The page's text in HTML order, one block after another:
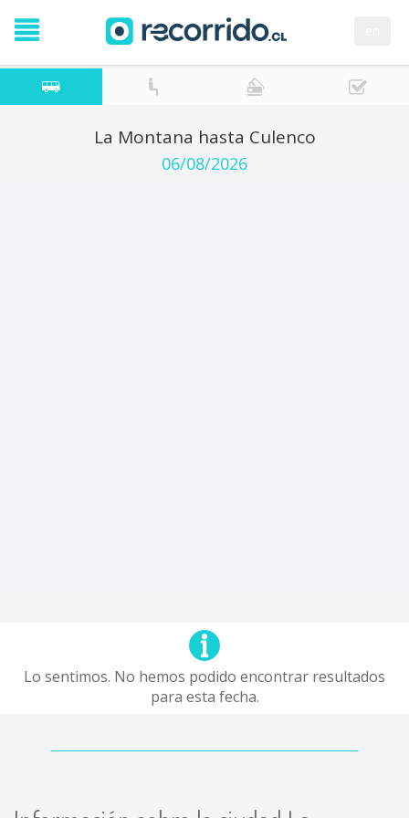
La Montana hasta Culenco
06/08/2026
Lo sentimos. No hemos podido encontrar resultados
para esta fecha.